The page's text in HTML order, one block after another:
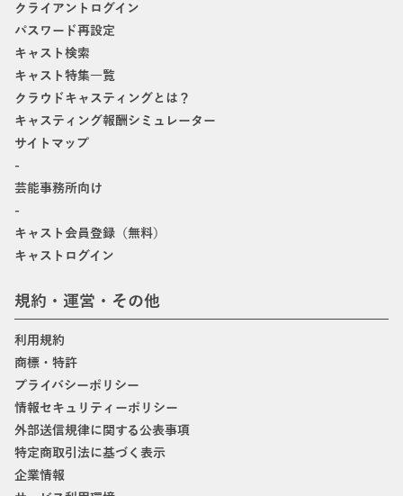
クライアントログイン
パスワード再設定
キャスト検索
キャスト特集一覧
クラウドキャスティングとは？
キャスティング報酬シミュレーター
サイトマップ
-
芸能事務所向け
-
キャスト会員登録（無料）
キャストログイン
規約・運営・その他
利用規約
商標・特許
プライバシーポリシー
情報セキュリティーポリシー
外部送信規律に関する公表事項
特定商取引法に基づく表示
企業情報